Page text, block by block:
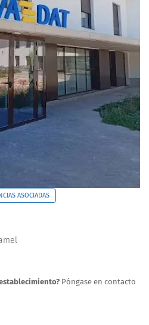
ASOCIADAS
Póngase en contacto